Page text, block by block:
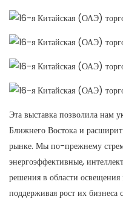
Эта выставка позволила нам
Ближнего Востока и
рынке. Мы по-прежнему
энергоэффективные,
решения в области
поддерживая рост их